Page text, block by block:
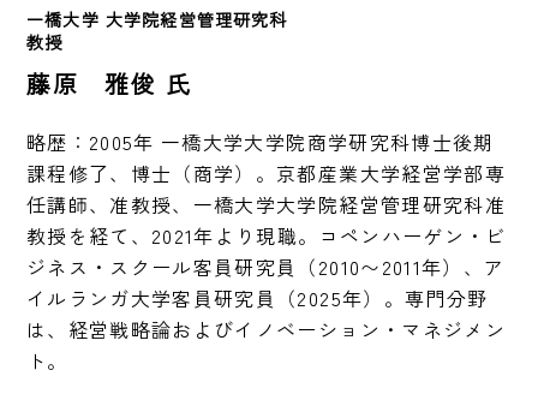
一橋大学 大学院経営管理研究科
教授
藤原 雅俊 氏
略歴：2005年 一橋大学大学院商学研究科博士後期
課程修了、博士（商学）。京都産業大学経営学部専
任講師、准教授、一橋大学大学院経営管理研究科准
教授を経て、2021年より現職。コペンハーゲン・ビ
ジネス・スクール客員研究員（2010〜2011年）、ア
イルランガ大学客員研究員（2025年）。専門分野
は、経営戦略論およびイノベーション・マネジメン
ト。